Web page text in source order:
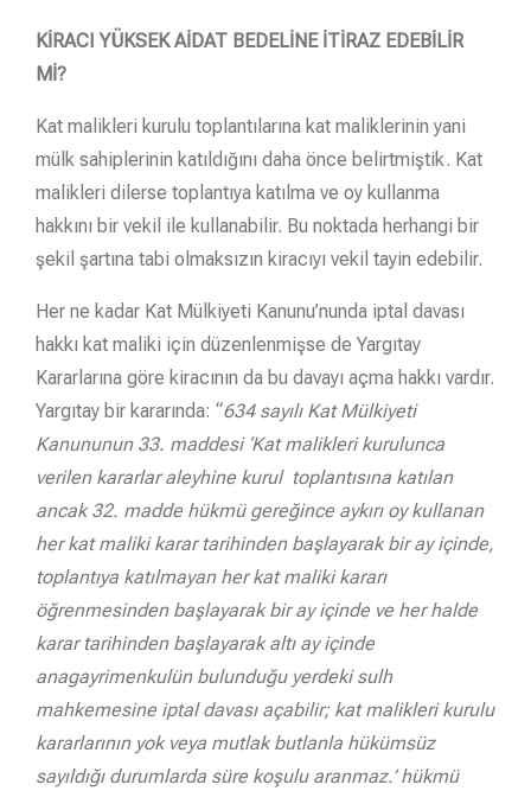
KİRACI YÜKSEK AİDAT BEDELİNE İTİRAZ EDEBİLİR
Mİ?
Kat malikleri kurulu toplantılarına kat maliklerinin yani
mülk sahiplerinin katıldığını daha önce belirtmiştik. Kat
malikleri dilerse toplantıya katılma ve oy kullanma
hakkını bir vekil ile kullanabilir. Bu noktada herhangi bir
şekil şartına tabi olmaksızın kiracıyı vekil tayin edebilir.
Her ne kadar Kat Mülkiyeti Kanunu’nunda iptal davası
hakkı kat maliki için düzenlenmişse de Yargıtay
Kararlarına göre kiracının da bu davayı açma hakkı vardır.
Yargıtay bir kararında: “634 sayılı Kat Mülkiyeti
Kanununun 33. maddesi ‘Kat malikleri kurulunca
verilen kararlar aleyhine kurul toplantısına katılan
ancak 32. madde hükmü gereğince aykırı oy kullanan
her kat maliki karar tarihinden başlayarak bir ay içinde,
toplantıya katılmayan her kat maliki kararı
öğrenmesinden başlayarak bir ay içinde ve her halde
karar tarihinden başlayarak altı ay içinde
anagayrimenkulün bulunduğu yerdeki sulh
mahkemesine iptal davası açabilir; kat malikleri kurulu
kararlarının yok veya mutlak butlanla hükümsüz
sayıldığı durumlarda süre koşulu aranmaz.’ hükmü